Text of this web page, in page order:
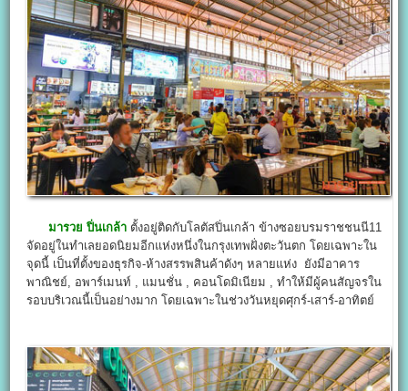
มารวย ปิ่นเกล้า ตั้งอยู่ติดกับโลตัสปิ่นเกล้า ข้างซอยบรมราชชนนี11
จัดอยู่ในทำเลยอดนิยมอีกแห่งหนึ่งในกรุงเทพฝั่งตะวันตก โดยเฉพาะใน
จุดนี้ เป็นที่ตั้งของธุรกิจ-ห้างสรรพสินค้าดังๆ หลายแห่ง ยังมีอาคาร
พาณิชย์, อพาร์เมนท์ , แมนชั่น , คอนโดมิเนียม , ทำให้มีผู้คนสัญจรใน
รอบบริเวณนี้เป็นอย่างมาก โดยเฉพาะในช่วงวันหยุดศุกร์-เสาร์-อาทิตย์